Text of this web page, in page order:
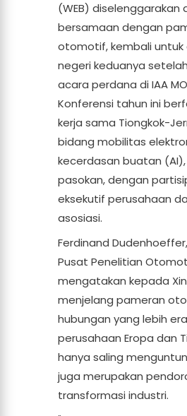
(WEB) diselenggarakan
bersamaan dengan
otomotif, kembali untuk
negeri keduanya
acara perdana di IAA
Konferensi tahun ini
kerja sama Tiongkok-
bidang mobilitas
kecerdasan buatan
pasokan, dengan
eksekutif perusahaan
asosiasi.
Ferdinand
Pusat Penelitian
mengatakan kepada
menjelang pameran
hubungan yang lebih
perusahaan Eropa dan
hanya saling
juga merupakan
transformasi industri.